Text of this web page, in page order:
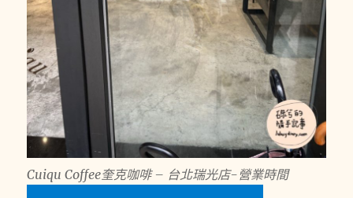
Cuiqu Coffee奎克咖啡 – 台北瑞光店-營業時間